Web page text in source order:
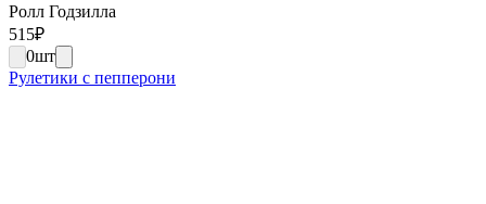
Ролл Годзилла
515₽
0шт
Рулетики с пепперони